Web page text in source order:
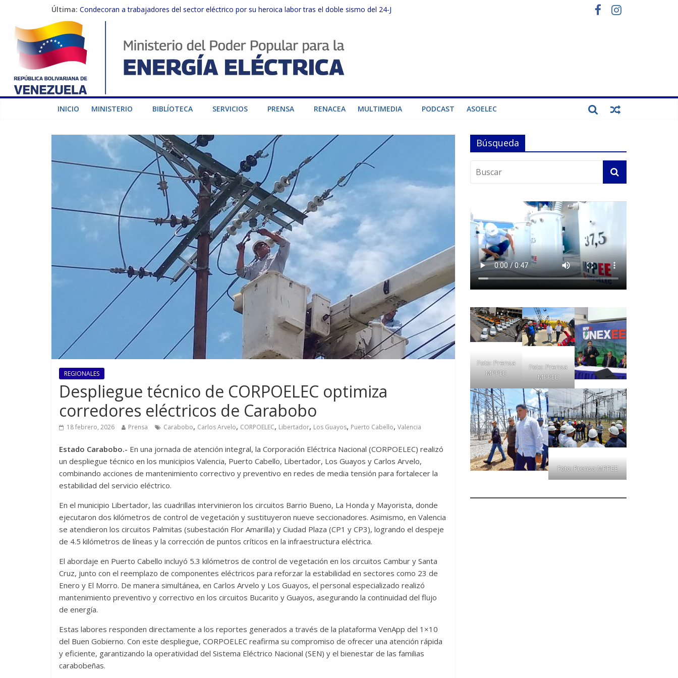
Última: Condecoran a trabajadores del sector eléctrico por su heroica labor tras el doble sismo del 24-J
Gobierno Nacional coordina acciones con el sector privado para fortalecer el SEN ante el «Súper Niño»
Inspeccionan trabajos de rehabilitación en instalaciones del SEN en Carabobo
Gobierno Nacional activa plan preventivo para fortalecer el SEN ante el fenómeno de El Niño
Termocarabobo recupera el 50% de su capacidad de generación para fortalecer el SEN
INICIO MINISTERIO BIBLÍOTECA SERVICIOS PRENSA RENACEA MULTIMEDIA PODCAST ASOELEC
REGIONALES
Despliegue técnico de CORPOELEC optimiza
corredores eléctricos de Carabobo
18 febrero, 2026 Prensa Carabobo, Carlos Arvelo, CORPOELEC, Libertador, Los Guayos, Puerto Cabello, Valencia
Estado Carabobo.- En una jornada de atención integral, la Corporación Eléctrica Nacional (CORPOELEC) realizó
un despliegue técnico en los municipios Valencia, Puerto Cabello, Libertador, Los Guayos y Carlos Arvelo,
combinando acciones de mantenimiento correctivo y preventivo en redes de media tensión para fortalecer la
estabilidad del servicio eléctrico.
En el municipio Libertador, las cuadrillas intervinieron los circuitos Barrio Bueno, La Honda y Mayorista, donde
ejecutaron dos kilómetros de control de vegetación y sustituyeron nueve seccionadores. Asimismo, en Valencia
se atendieron los circuitos Palmitas (subestación Flor Amarilla) y Ciudad Plaza (CP1 y CP3), logrando el despeje
de 4.5 kilómetros de líneas y la corrección de puntos críticos en la infraestructura eléctrica.
El abordaje en Puerto Cabello incluyó 5.3 kilómetros de control de vegetación en los circuitos Cambur y Santa
Cruz, junto con el reemplazo de componentes eléctricos para reforzar la estabilidad en sectores como 23 de
Enero y El Morro. De manera simultánea, en Carlos Arvelo y Los Guayos, el personal especializado realizó
mantenimiento preventivo y correctivo en los circuitos Bucarito y Guayos, asegurando la continuidad del flujo
de energía.
Estas labores responden directamente a los reportes generados a través de la plataforma VenApp del 1×10
del Buen Gobierno. Con este despliegue, CORPOELEC reafirma su compromiso de ofrecer una atención rápida
y eficiente, garantizando la operatividad del Sistema Eléctrico Nacional (SEN) y el bienestar de las familias
carabobeñas.
Búsqueda
Foto: Prensa
MPPEE
Foto: Prensa
MPPEE
Foto: Prensa MPPEE